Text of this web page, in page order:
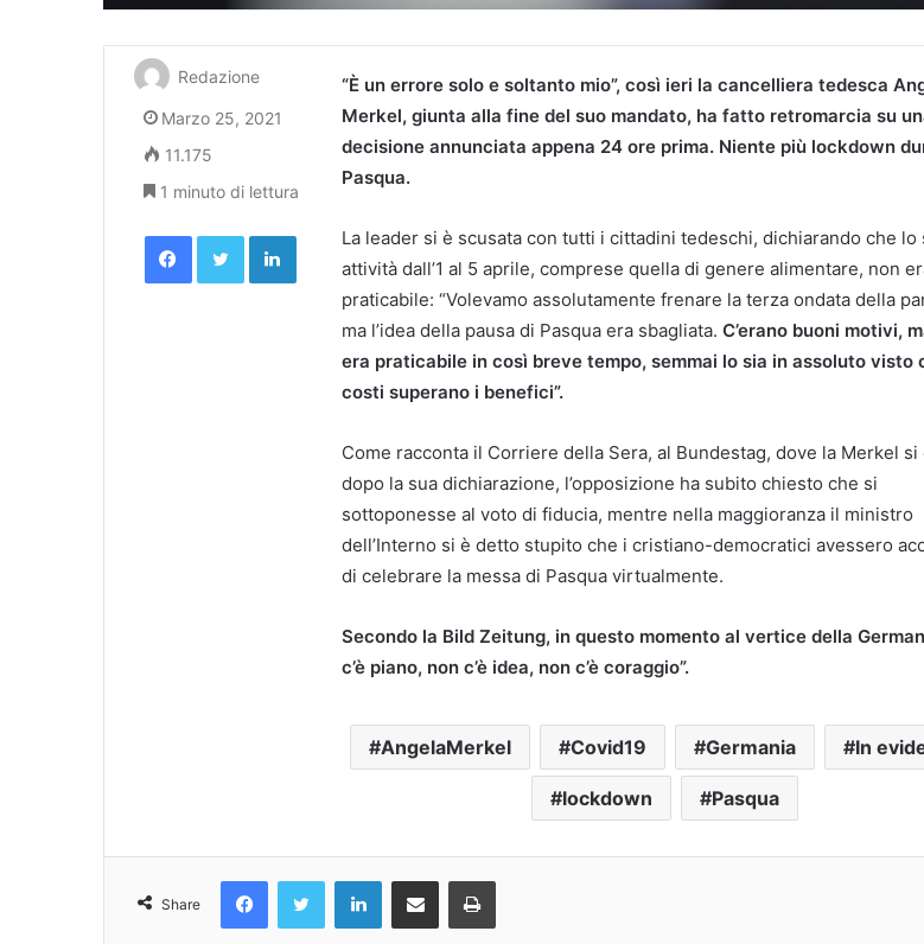
“È un errore solo e soltanto mio”, così ieri la cancelliera tedesca
Merkel, giunta alla fine del suo mandato, ha fatto retromarcia su
decisione annunciata appena 24 ore prima. Niente più lockdown
Pasqua.
La leader si è scusata con tutti i cittadini tedeschi, dichiarando che lo
attività dall’1 al 5 aprile, comprese quella di genere alimentare, non
praticabile: “Volevamo assolutamente frenare la terza ondata della
ma l’idea della pausa di Pasqua era sbagliata. C’erano buoni motivi,
era praticabile in così breve tempo, semmai lo sia in assoluto visto
costi superano i benefici”.
Come racconta il Corriere della Sera, al Bundestag, dove la Merkel si
dopo la sua dichiarazione, l’opposizione ha subito chiesto che si
sottoponesse al voto di fiducia, mentre nella maggioranza il ministro
dell’Interno si è detto stupito che i cristiano-democratici avessero
di celebrare la messa di Pasqua virtualmente.
Secondo la Bild Zeitung, in questo momento al vertice della
c’è piano, non c’è idea, non c’è coraggio”.
AngelaMerkel Covid19 Germania In
lockdown Pasqua
Redazione
Marzo 25, 2021
11.175
1 minuto di lettura
Facebook Twitter LinkedIn
Share